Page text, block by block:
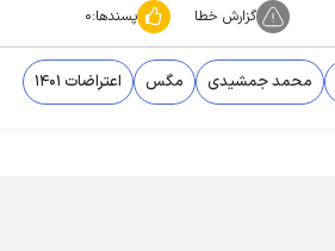
گزارش خطا پسندها:۰
محمد جمشیدی مگس اعتراضات ۱۴۰۱